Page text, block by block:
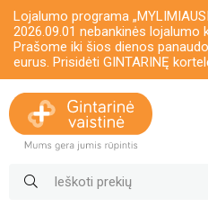
Lojalumo programa
2026.09.01 nebankinės lojalumo
Prašome iki šios dienos
eurus. Prisidėti GINTARINĘ